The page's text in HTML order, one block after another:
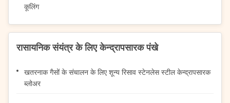
कूलिंग
रासायनिक संयंत्र के लिए केन्द्रापसारक पंखे
खतरनाक गैसों के संचालन के लिए शून्य रिसाव स्टेनलेस स्टील केन्द्रापसारक
ब्लोअर